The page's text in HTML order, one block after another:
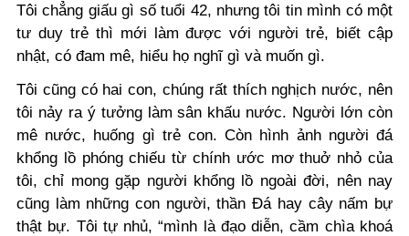
Tôi chẳng giấu gì số tuổi 42, nhưng tôi tin mình có một
tư duy trẻ thì mới làm được với người trẻ, biết cập
nhật, có đam mê, hiểu họ nghĩ gì và muốn gì.
Tôi cũng có hai con, chúng rất thích nghịch nước, nên
tôi nảy ra ý tưởng làm sân khấu nước. Người lớn còn
mê nước, huống gì trẻ con. Còn hình ảnh người đá
khổng lồ phóng chiếu từ chính ước mơ thuở nhỏ của
tôi, chỉ mong gặp người khổng lồ ngoài đời, nên nay
cũng làm những con người, thần Đá hay cây nấm bự
thật bự. Tôi tự nhủ, “mình là đạo diễn, cầm chìa khoá